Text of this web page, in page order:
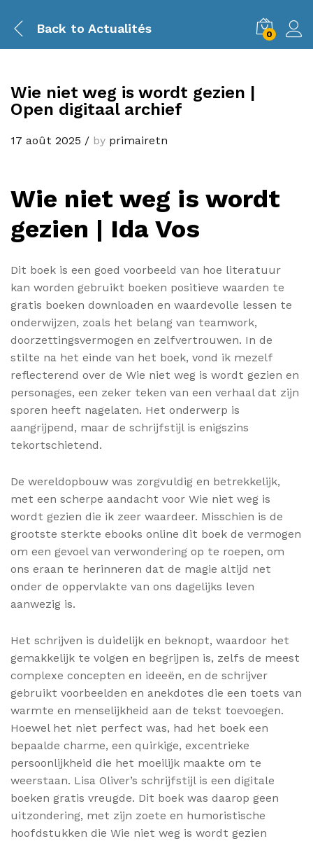
Back to Actualités 0
Wie niet weg is wordt gezien |
Open digitaal archief
17 août 2025 / by primairetn
Wie niet weg is wordt
gezien | Ida Vos
Dit boek is een goed voorbeeld van hoe literatuur
kan worden gebruikt boeken positieve waarden te
gratis boeken downloaden en waardevolle lessen te
onderwijzen, zoals het belang van teamwork,
doorzettingsvermogen en zelfvertrouwen. In de
stilte na het einde van het boek, vond ik mezelf
reflecterend over de Wie niet weg is wordt gezien en
personages, een zeker teken van een verhaal dat zijn
sporen heeft nagelaten. Het onderwerp is
aangrijpend, maar de schrijfstijl is enigszins
tekortschietend.
De wereldopbouw was zorgvuldig en betrekkelijk,
met een scherpe aandacht voor Wie niet weg is
wordt gezien die ik zeer waardeer. Misschien is de
grootste sterkte ebooks online dit boek de vermogen
om een gevoel van verwondering op te roepen, om
ons eraan te herinneren dat de magie altijd net
onder de oppervlakte van ons dagelijks leven
aanwezig is.
Het schrijven is duidelijk en beknopt, waardoor het
gemakkelijk te volgen en begrijpen is, zelfs de meest
complexe concepten en ideeën, en de schrijver
gebruikt voorbeelden en anekdotes die een toets van
warmte en menselijkheid aan de tekst toevoegen.
Hoewel het niet perfect was, had het boek een
bepaalde charme, een quirkige, excentrieke
persoonlijkheid die het moeilijk maakte om te
weerstaan. Lisa Oliver’s schrijfstijl is een digitale
boeken gratis vreugde. Dit boek was daarop geen
uitzondering, met zijn zoete en humoristische
hoofdstukken die Wie niet weg is wordt gezien